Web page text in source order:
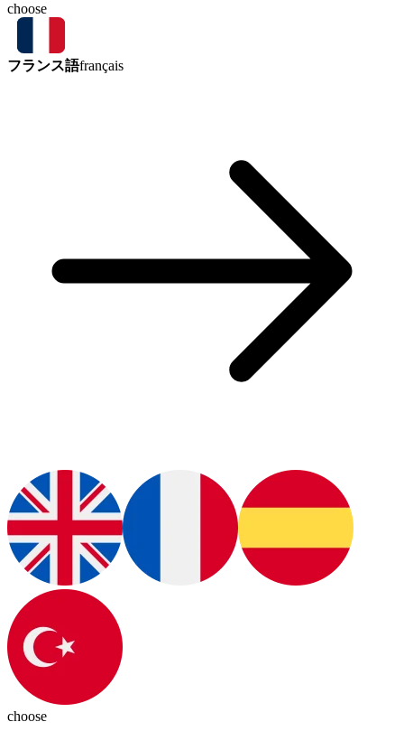
choose
フランス語français
choose